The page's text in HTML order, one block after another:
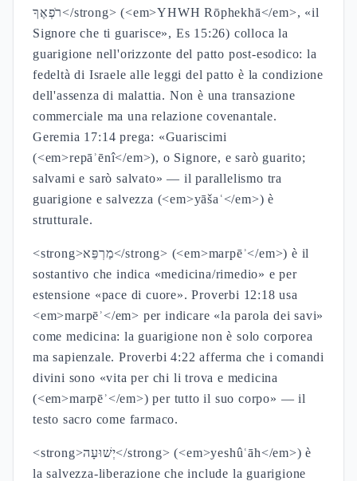
רֹפְאֶךָ</strong> (<em>YHWH Rōphekhā</em>, «il
Signore che ti guarisce», Es 15:26) colloca la
guarigione nell'orizzonte del patto post-esodico: la
fedeltà di Israele alle leggi del patto è la condizione
dell'assenza di malattia. Non è una transazione
commerciale ma una relazione covenantale.
Geremia 17:14 prega: «Guariscimi
(<em>repāʾēnî</em>), o Signore, e sarò guarito;
salvami e sarò salvato» — il parallelismo tra
guarigione e salvezza (<em>yāšaʿ</em>) è
strutturale.
<strong>מַרְפֵּא</strong> (<em>marpēʾ</em>) è il
sostantivo che indica «medicina/rimedio» e per
estensione «pace di cuore». Proverbi 12:18 usa
<em>marpēʾ</em> per indicare «la parola dei savi»
come medicina: la guarigione non è solo corporea
ma sapienzale. Proverbi 4:22 afferma che i comandi
divini sono «vita per chi li trova e medicina
(<em>marpēʾ</em>) per tutto il suo corpo» — il
testo sacro come farmaco.
<strong>יְשׁוּעָה</strong> (<em>yeshûʿāh</em>) è
la salvezza-liberazione che include la guarigione